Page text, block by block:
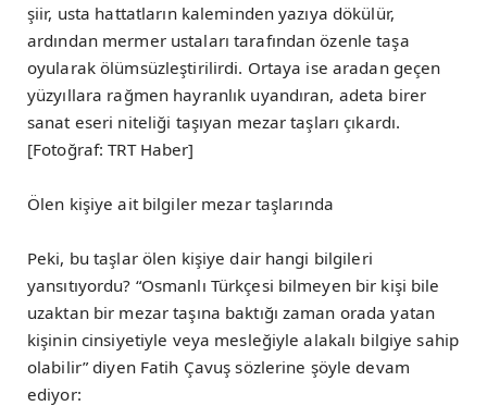
şiir, usta hattatların kaleminden yazıya dökülür,
ardından mermer ustaları tarafından özenle taşa
oyularak ölümsüzleştirilirdi. Ortaya ise aradan geçen
yüzyıllara rağmen hayranlık uyandıran, adeta birer
sanat eseri niteliği taşıyan mezar taşları çıkardı.
[Fotoğraf: TRT Haber]
Ölen kişiye ait bilgiler mezar taşlarında
Peki, bu taşlar ölen kişiye dair hangi bilgileri
yansıtıyordu? “Osmanlı Türkçesi bilmeyen bir kişi bile
uzaktan bir mezar taşına baktığı zaman orada yatan
kişinin cinsiyetiyle veya mesleğiyle alakalı bilgiye sahip
olabilir” diyen Fatih Çavuş sözlerine şöyle devam
ediyor: